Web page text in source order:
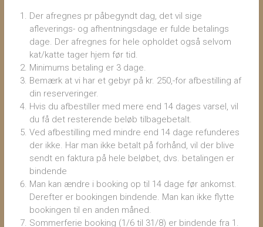
Der afregnes pr påbegyndt dag, det vil sige
afleverings- og afhentningsdage er fulde betalings
dage. Der afregnes for hele opholdet også selvom
kat/katte tager hjem før tid.
Minimums betaling er 3 dage.
Bemærk at vi har et gebyr på kr. 250,-for afbestilling af
din reserveringer.
Hvis du afbestiller med mere end 14 dages varsel, vil
du få det resterende beløb tilbagebetalt.
Ved afbestilling med mindre end 14 dage refunderes
der ikke. Har man ikke betalt på forhånd, vil der blive
sendt en faktura på hele beløbet, dvs. betalingen er
bindende
Man kan ændre i booking op til 14 dage før ankomst.
Derefter er bookingen bindende. Man kan ikke flytte
bookingen til en anden måned.
Sommerferie booking (1/6 til 31/8) er bindende fra 1.